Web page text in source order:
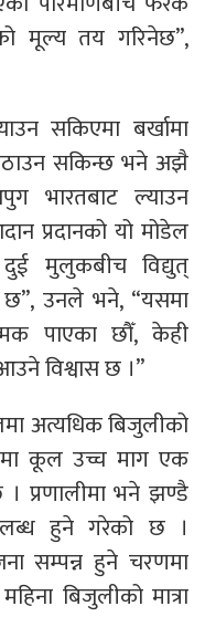
मूल्य तय गरिनेछ”,
सकिएमा बर्खामा
पठाउन सकिन्छ भने अझै
भारतबाट ल्याउन
प्रदानको यो मोडेल
दुई मुलुकबीच विद्युत्
छ”, उनले भने, “यसमा
पाएका छौँ, केही
विश्वास छ ।”
अत्यधिक बिजुलीको
कूल उच्च माग एक
प्रणालीमा भने झण्डै
हुने गरेको छ ।
सम्पन्न हुने चरणमा
बिजुलीको मात्रा